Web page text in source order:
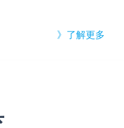
》了解更多